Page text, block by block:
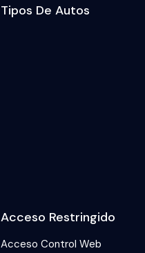
Tipos De Autos
Acceso Restringido
Acceso Control Web